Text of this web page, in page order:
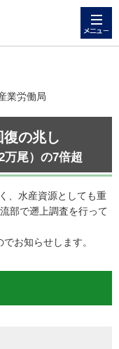
業労働局
の兆し
万尾）の7倍超
、水産資源としても重
部で遡上調査を行って
お知らせします。